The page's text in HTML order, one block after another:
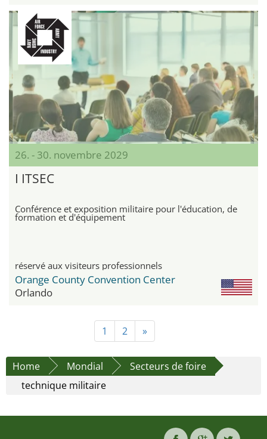
26. - 30. novembre 2029
I ITSEC
Conférence et exposition militaire pour l'éducation, de
formation et d'équipement
réservé aux visiteurs professionnels
Orange County Convention Center
Orlando
1 2 »
Home Mondial
Secteurs de foire
technique militaire